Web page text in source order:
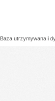
Baza utrzymywana i